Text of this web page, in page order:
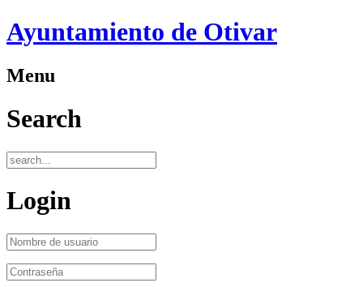
Ayuntamiento de Otivar
Menu
Search
Login